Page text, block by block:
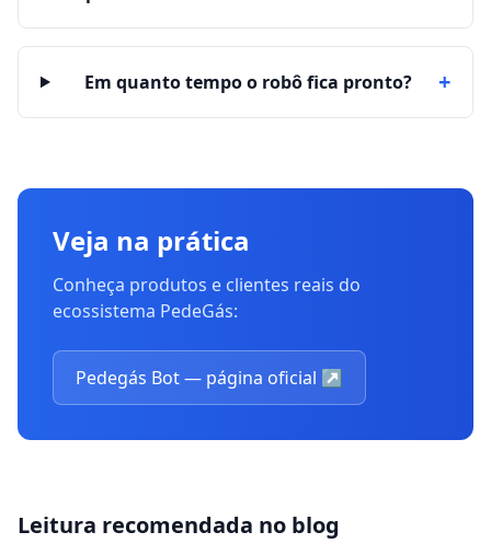
Em quanto tempo o robô fica pronto? +
Veja na prática
Conheça produtos e clientes reais do
ecossistema PedeGás:
Pedegás Bot — página oficial ↗
Leitura recomendada no blog